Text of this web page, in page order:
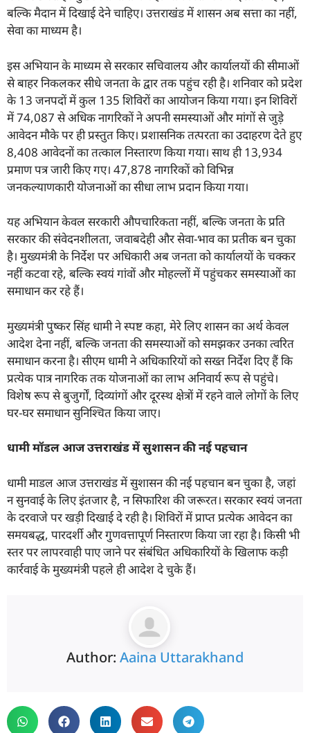
बल्कि मैदान में दिखाई देने चाहिए। उत्तराखंड में शासन अब सत्ता का नहीं,
सेवा का माध्यम है।
इस अभियान के माध्यम से सरकार सचिवालय और कार्यालयों की सीमाओं
से बाहर निकलकर सीधे जनता के द्वार तक पहुंच रही है। शनिवार को प्रदेश
के 13 जनपदों में कुल 135 शिविरों का आयोजन किया गया। इन शिविरों
में 74,087 से अधिक नागरिकों ने अपनी समस्याओं और मांगों से जुड़े
आवेदन मौके पर ही प्रस्तुत किए। प्रशासनिक तत्परता का उदाहरण देते हुए
8,408 आवेदनों का तत्काल निस्तारण किया गया। साथ ही 13,934
प्रमाण पत्र जारी किए गए। 47,878 नागरिकों को विभिन्न
जनकल्याणकारी योजनाओं का सीधा लाभ प्रदान किया गया।
यह अभियान केवल सरकारी औपचारिकता नहीं, बल्कि जनता के प्रति
सरकार की संवेदनशीलता, जवाबदेही और सेवा-भाव का प्रतीक बन चुका
है। मुख्यमंत्री के निर्देश पर अधिकारी अब जनता को कार्यालयों के चक्कर
नहीं कटवा रहे, बल्कि स्वयं गांवों और मोहल्लों में पहुंचकर समस्याओं का
समाधान कर रहे हैं।
मुख्यमंत्री पुष्कर सिंह धामी ने स्पष्ट कहा, मेरे लिए शासन का अर्थ केवल
आदेश देना नहीं, बल्कि जनता की समस्याओं को समझकर उनका त्वरित
समाधान करना है। सीएम धामी ने अधिकारियों को सख्त निर्देश दिए हैं कि
प्रत्येक पात्र नागरिक तक योजनाओं का लाभ अनिवार्य रूप से पहुंचे।
विशेष रूप से बुजुर्गों, दिव्यांगों और दूरस्थ क्षेत्रों में रहने वाले लोगों के लिए
घर-घर समाधान सुनिश्चित किया जाए।
धामी मॉडल आज उत्तराखंड में सुशासन की नई पहचान
धामी माडल आज उत्तराखंड में सुशासन की नई पहचान बन चुका है, जहां
न सुनवाई के लिए इंतजार है, न सिफारिश की जरूरत। सरकार स्वयं जनता
के दरवाजे पर खड़ी दिखाई दे रही है। शिविरों में प्राप्त प्रत्येक आवेदन का
समयबद्ध, पारदर्शी और गुणवत्तापूर्ण निस्तारण किया जा रहा है। किसी भी
स्तर पर लापरवाही पाए जाने पर संबंधित अधिकारियों के खिलाफ कड़ी
कार्रवाई के मुख्यमंत्री पहले ही आदेश दे चुके हैं।
Author: Aaina Uttarakhand